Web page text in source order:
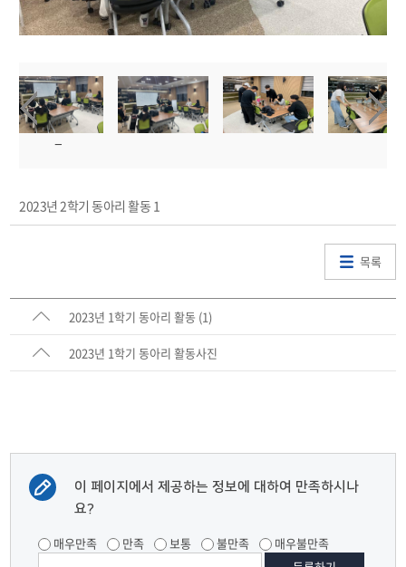
2023년 2학기 동아리 활동 1
목록
2023년 1학기 동아리 활동 (1)
2023년 1학기 동아리 활동사진
이 페이지에서 제공하는 정보에 대하여 만족하시나
요?
매우만족 만족 보통 불만족 매우불만족